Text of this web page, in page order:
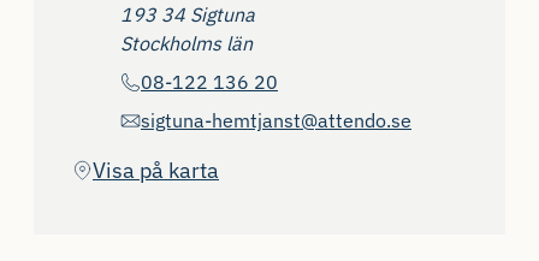
193 34 Sigtuna
Stockholms län
Telefon 08-122 136 20
sigtuna-hemtjanst@attendo.se
Visa på karta